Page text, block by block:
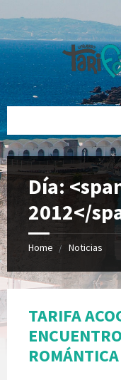
Día:
2012</
Home Noticias
TARIFA
ROMÁNTICA